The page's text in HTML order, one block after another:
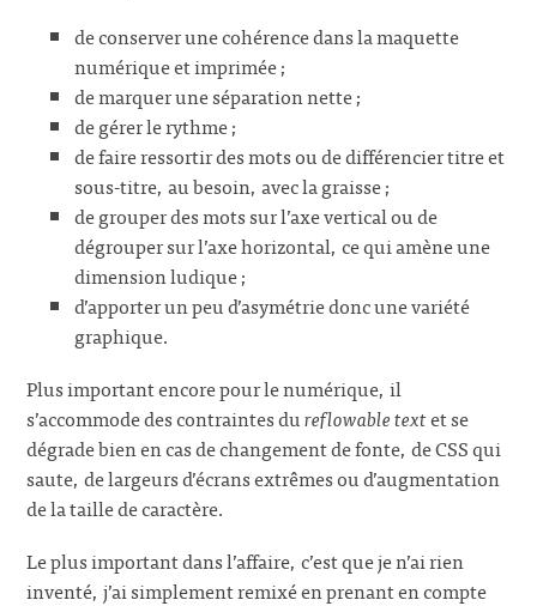
de conserver une cohérence dans la maquette
numérique et imprimée ;
de marquer une séparation nette ;
de gérer le rythme ;
de faire ressortir des mots ou de différencier titre et
sous-titre, au besoin, avec la graisse ;
de grouper des mots sur l’axe vertical ou de
dégrouper sur l’axe horizontal, ce qui amène une
dimension ludique ;
d’apporter un peu d’asymétrie donc une variété
graphique.
Plus important encore pour le numérique, il
s’accommode des contraintes dureflowable textet se
dégrade bien en cas de changement de fonte, de CSS qui
saute, de largeurs d’écrans extrêmes ou d’augmentation
de la taille de caractère.
Le plus important dans l’affaire, c’est que je n’ai rien
inventé, j’ai simplement remixé en prenant en compte